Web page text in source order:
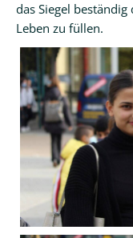
das Siegel
Leben zu füllen.